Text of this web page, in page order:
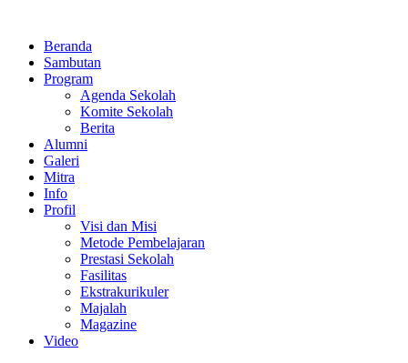
kontenBeranda
Sambutan
Program
Agenda Sekolah
Komite Sekolah
Berita
Alumni
Galeri
Mitra
Info
Profil
Visi dan Misi
Metode Pembelajaran
Prestasi Sekolah
Fasilitas
Ekstrakurikuler
Majalah
Magazine
Video